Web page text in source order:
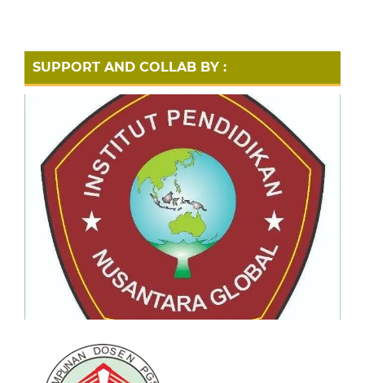
SUPPORT AND COLLAB BY :